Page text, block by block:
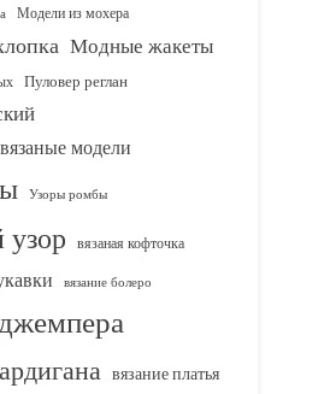
Модели из мохера
Модные жакеты
Пуловер реглан
модели
Узоры ромбы
вязаная кофточка
вязание болеро
вязание платья